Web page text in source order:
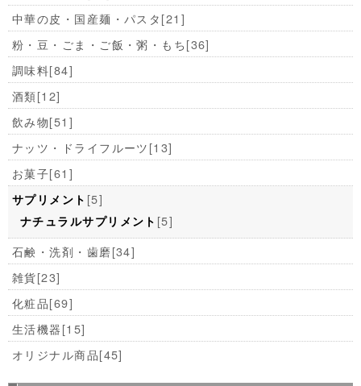
中華の皮・国産麺・パスタ[21]
粉・豆・ごま・ご飯・粥・もち[36]
調味料[84]
酒類[12]
飲み物[51]
ナッツ・ドライフルーツ[13]
お菓子[61]
サプリメント [5]
ナチュラルサプリメント [5]
石鹸・洗剤・歯磨[34]
雑貨[23]
化粧品[69]
生活機器[15]
オリジナル商品[45]